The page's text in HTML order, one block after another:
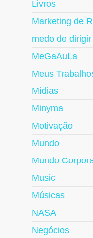
Livros
Marketing de
medo de dirigir
MeGaAuLa
Meus
Mídias
Minyma
Motivação
Mundo
Mundo
Music
Músicas
NASA
Negócios